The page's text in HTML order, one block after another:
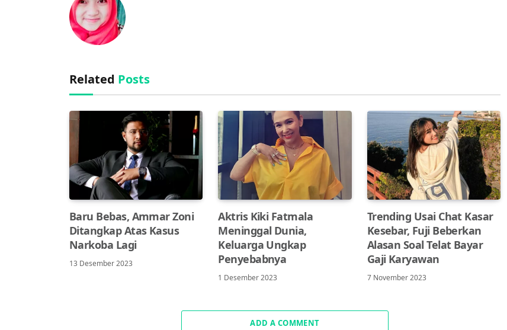
Related Posts
Baru Bebas, Ammar Zoni
Ditangkap Atas Kasus
Narkoba Lagi
13 Desember 2023
Aktris Kiki Fatmala
Meninggal Dunia,
Keluarga Ungkap
Penyebabnya
1 Desember 2023
Trending Usai Chat Kasar
Kesebar, Fuji Beberkan
Alasan Soal Telat Bayar
Gaji Karyawan
7 November 2023
ADD A COMMENT